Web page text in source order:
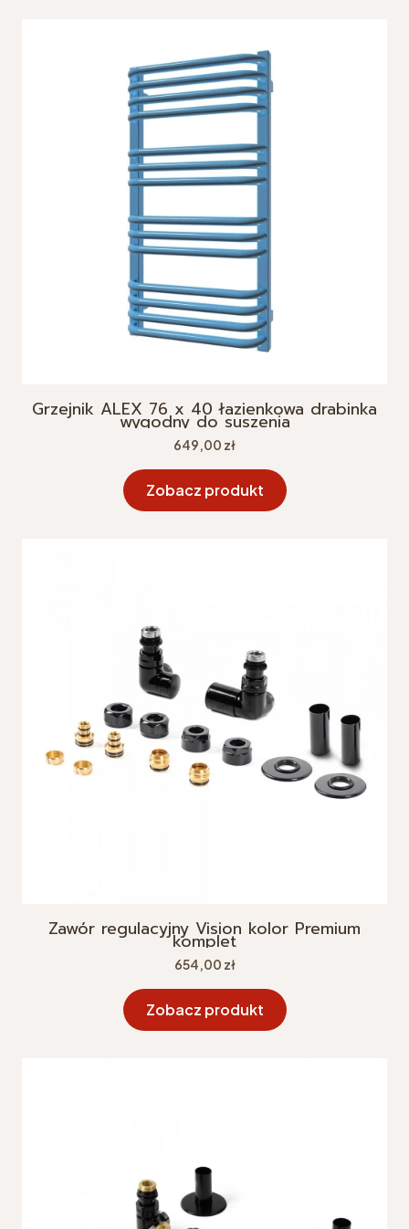
Grzejnik ALEX 76 x 40 łazienkowa drabinka
wygodny do suszenia
Cena
649,00 zł
Zobacz produkt
Zawór regulacyjny Vision kolor Premium
komplet
Cena
654,00 zł
Zobacz produkt